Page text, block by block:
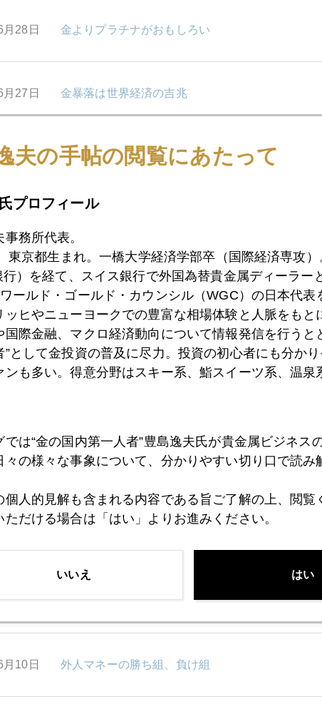
28日 金よりプラチナがおもしろい
27日 金暴落は世界経済の吉兆
月26日 緩和縮小の呪縛から脱したか？
月21日 バーナンキ・ショック、黒田日銀への警鐘
月20日 株安、債券安、円安、商品安で反応した市場
18日
17日
月11日 トリプルＡは絶滅危惧種、米国債は蘇生するか
10日 外人マネーの勝ち組、負け組
夫の手帖の閲覧にあたって
プロフィール
務所代表。
東京都生まれ。一橋大学経済学部卒（国際経済専攻
）を経て、スイス銀行で外国為替貴金属ディーラー
ールド・ゴールド・カウンシル（WGC）の日本代表
ッヒやニューヨークでの豊富な相場体験と人脈をもと
国際金融、マクロ経済動向について情報発信を行うと
”として金投資の普及に尽力。投資の初心者にも分か
ンも多い。得意分野はスキー系、鮨スイーツ系、温泉
では“金の国内第一人者”豊島逸夫氏が貴金属ビジネス
々の様々な事象について、分かりやすい切り口で読み
個人的見解も含まれる内容である旨ご了解の上、閲覧
ただける場合は「はい」よりお進みください。
いいえ はい